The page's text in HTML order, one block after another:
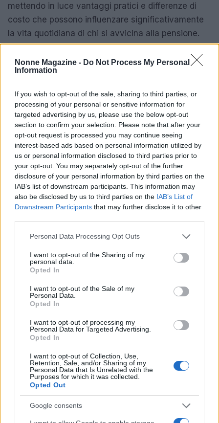
Nonne Magazine - Do Not Process My Personal
Information
If you wish to opt-out of the sale, sharing to third parties, or
processing of your personal or sensitive information for
targeted advertising by us, please use the below opt-out
section to confirm your selection. Please note that after your
opt-out request is processed you may continue seeing
interest-based ads based on personal information utilized by
us or personal information disclosed to third parties prior to
your opt-out. You may separately opt-out of the further
disclosure of your personal information by third parties on the
IAB’s list of downstream participants. This information may
also be disclosed by us to third parties on the IAB’s List of
Downstream Participants that may further disclose it to other
Please note that this website/app uses one or more Google
not limited to your visit or usage behaviour. You may click to
grant or deny consent to Google and its third-party tags to
use your data for below specified purposes in below Google
consent section.
Personal Data Processing Opt Outs
I want to opt-out of the Sharing of my
personal data.
Opted In
I want to opt-out of the Sale of my
Personal Data.
Opted In
I want to opt-out of processing my
Personal Data for Targeted Advertising.
Opted In
I want to opt-out of Collection, Use,
Retention, Sale, and/or Sharing of my
Personal Data that Is Unrelated with the
Purposes for which it was collected.
Opted Out
Google consents
mettendo in luce vantaggi pratici e differenze di
costo che possono influenzare significativamente
la vita quotidiana di chi si avvicina alla pensione.
AUTORE
Matteo Pellegrino ha organizzato una sfilata
pop-up nei vicoli del Quartieri Spagnoli per
promuovere giovani designer; è editorialista
moda che cura rubriche su artigianato e
tendenze locali. Nato a Napoli, conserva
bozze di pattern e appunti presi nelle sartorie
di via Toledo.
Continua a leggere